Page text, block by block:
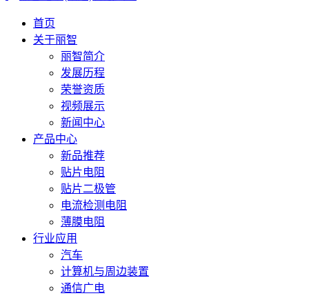
首页
关于丽智
丽智简介
发展历程
荣誉资质
视频展示
新闻中心
产品中心
新品推荐
贴片电阻
贴片二极管
电流检测电阻
薄膜电阻
行业应用
汽车
计算机与周边装置
通信广电